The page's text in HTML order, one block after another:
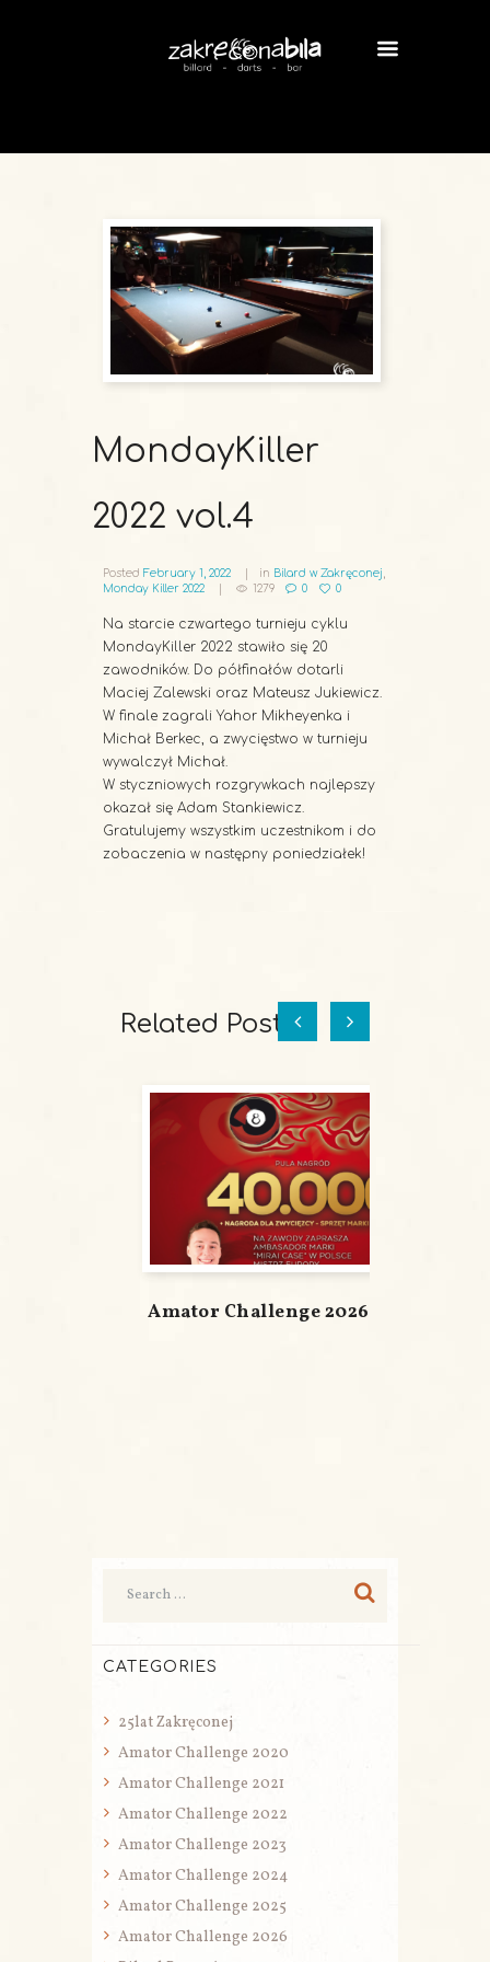
MondayKiller
2022 vol.4
Posted February 1, 2022 in Bilard w Zakręconej
Monday Killer 2022
1279 0 0
Na starcie czwartego turnieju cyklu
MondayKiller 2022 stawiło się 20
zawodników. Do półfinałów dotarli
Maciej Zalewski oraz Mateusz Jukiewicz.
W finale zagrali Yahor Mikheyenka i
Michał Berkec, a zwycięstwo w turnieju
wywalczył Michał.
W styczniowych rozgrywkach najlepszy
okazał się Adam Stankiewicz.
Gratulujemy wszystkim uczestnikom i do
zobaczenia w następny poniedziałek!
Related Posts
Amator Challenge 2026
CATEGORIES
25lat Zakręconej
Amator Challenge 2020
Amator Challenge 2021
Amator Challenge 2022
Amator Challenge 2023
Amator Challenge 2024
Amator Challenge 2025
Amator Challenge 2026